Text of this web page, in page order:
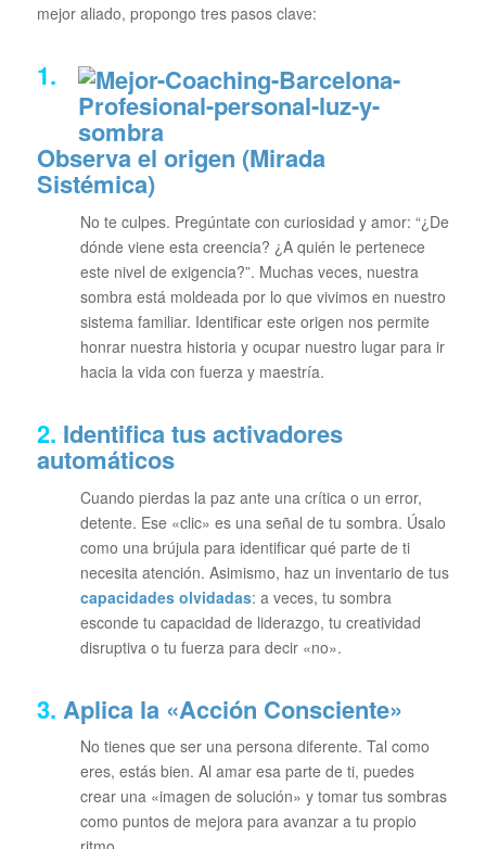
mejor aliado, propongo tres pasos clave:
1.
Observa el origen (Mirada
Sistémica)
No te culpes. Pregúntate con curiosidad y amor: “¿De
dónde viene esta creencia? ¿A quién le pertenece
este nivel de exigencia?”. Muchas veces, nuestra
sombra está moldeada por lo que vivimos en nuestro
sistema familiar. Identificar este origen nos permite
honrar nuestra historia y ocupar nuestro lugar para ir
hacia la vida con fuerza y maestría.
2. Identifica tus activadores
automáticos
Cuando pierdas la paz ante una crítica o un error,
detente. Ese «clic» es una señal de tu sombra. Úsalo
como una brújula para identificar qué parte de ti
necesita atención. Asimismo, haz un inventario de tus
capacidades olvidadas: a veces, tu sombra
esconde tu capacidad de liderazgo, tu creatividad
disruptiva o tu fuerza para decir «no».
3. Aplica la «Acción Consciente»
No tienes que ser una persona diferente. Tal como
eres, estás bien. Al amar esa parte de ti, puedes
crear una «imagen de solución» y tomar tus sombras
como puntos de mejora para avanzar a tu propio